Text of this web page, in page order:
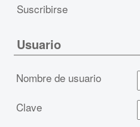
Suscribirse
Usuario
Nombre de usuario
Clave